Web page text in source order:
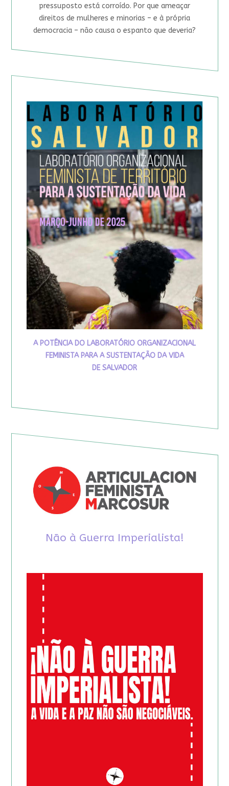
pressuposto está corroído. Por que ameaçar
direitos de mulheres e minorias – e à própria
democracia – não causa o espanto que deveria?
A POTÊNCIA DO LABORATÓRIO ORGANIZACIONAL
FEMINISTA PARA A SUSTENTAÇÃO DA VIDA
DE SALVADOR
Não à Guerra Imperialista!